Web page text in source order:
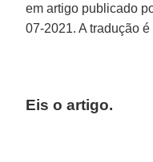
em artigo publicado
07-2021. A tradução é
Eis o artigo.